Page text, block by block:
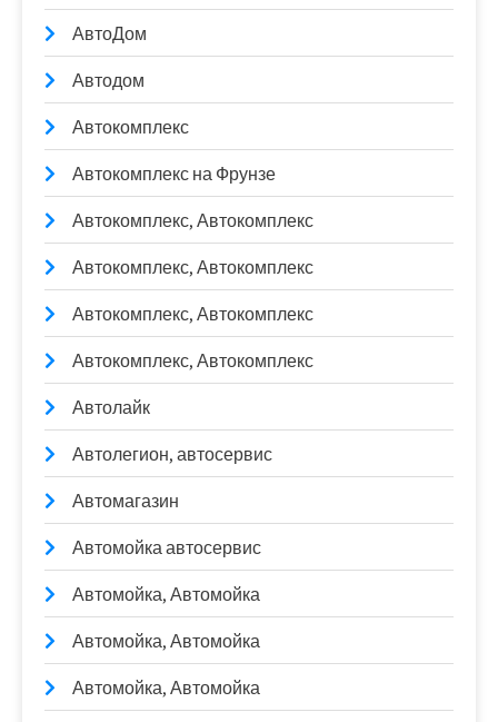
АвтоДом
Автодом
Автокомплекс
Автокомплекс на Фрунзе
Автокомплекс, Автокомплекс
Автокомплекс, Автокомплекс
Автокомплекс, Автокомплекс
Автокомплекс, Автокомплекс
Автолайк
Автолегион, автосервис
Автомагазин
Автомойка автосервис
Автомойка, Автомойка
Автомойка, Автомойка
Автомойка, Автомойка